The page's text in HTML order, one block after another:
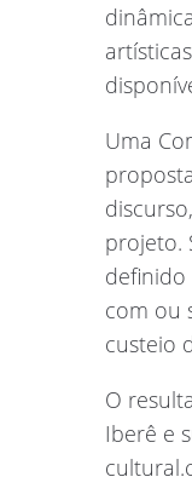
Uma
projeto.
definido
com ou
custeio
O
Iberê e